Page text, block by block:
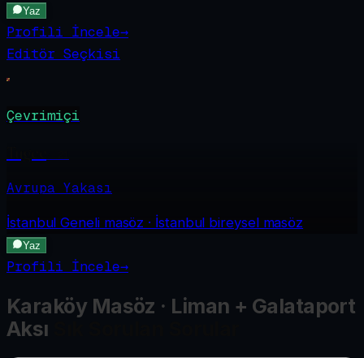
Yaz
Profili İncele→
Editör Seçkisi
Çevrimiçi
Avrupa Yakası
İstanbul Genelimasöz · İstanbul bireysel masöz
Yaz
Profili İncele→
Karaköy Masöz · Liman + Galataport
Aksı